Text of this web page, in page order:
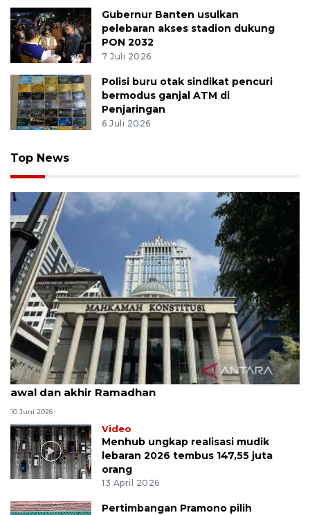
Gubernur Banten usulkan
pelebaran akses stadion dukung
PON 2032
7 Juli 2026
Polisi buru otak sindikat pencuri
bermodus ganjal ATM di
Penjaringan
6 Juli 2026
Top News
MK uji materi UU Peradilan Agama perihal isbat
awal dan akhir Ramadhan
10 Juni 2026
Video
Menhub ungkap realisasi mudik
lebaran 2026 tembus 147,55 juta
orang
13 April 2026
Pertimbangan Pramono pilih